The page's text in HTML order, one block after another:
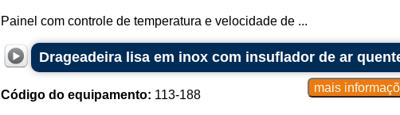
Painel com controle de temperatura e velocidade de ...
Drageadeira lisa em inox com insuflador de ar
Código do equipamento: 113-188